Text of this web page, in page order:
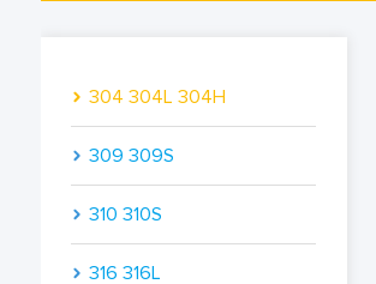
304 304L 304H
309 309S
310 310S
316 316L